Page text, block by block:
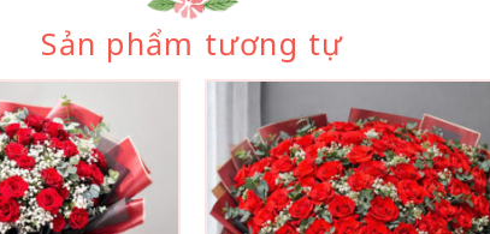
Sản phẩm tương tự